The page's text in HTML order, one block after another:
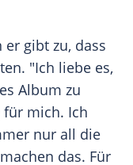
gibt zu, dass
"Ich liebe es,
Album zu
mich. Ich
nur all die
das. Für